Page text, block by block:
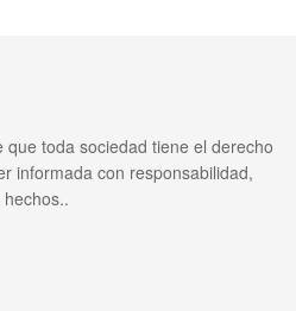
que toda sociedad tiene el derecho
informada con responsabilidad,